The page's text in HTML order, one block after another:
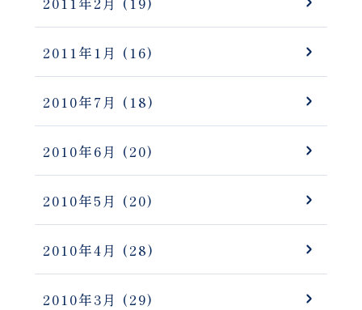
2011年1月 (16)
2010年7月 (18)
2010年6月 (20)
2010年5月 (20)
2010年4月 (28)
2010年3月 (29)